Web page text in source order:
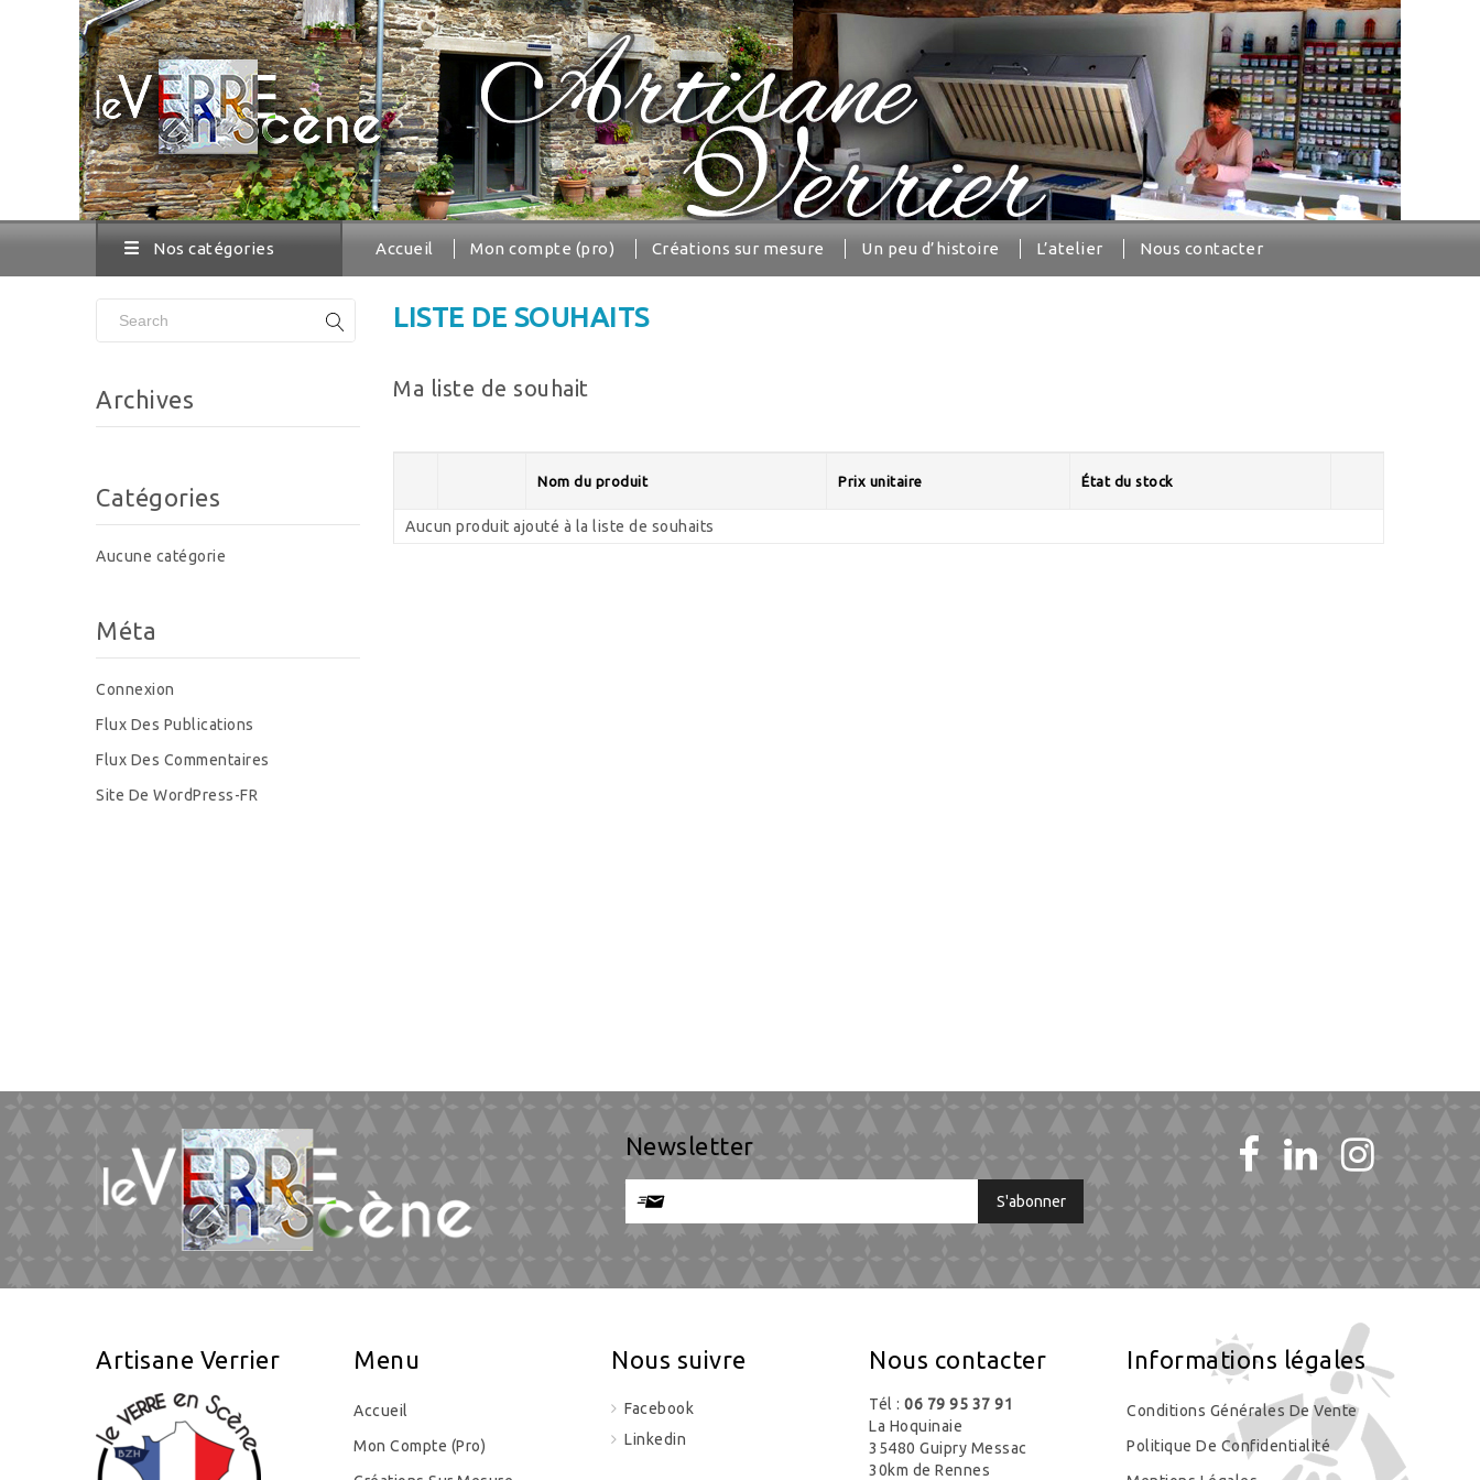
Nos catégories Accueil Mon compte (pro) Créations sur mesure Un peu d’histoire L’atelier Nous contacter
LISTE DE SOUHAITS
Ma liste de souhait
Nom du produit Prix unitaire État du stock
Aucun produit ajouté à la liste de souhaits
Archives
Catégories
Aucune catégorie
Méta
Connexion
Flux Des Publications
Flux Des Commentaires
Site De WordPress-FR
Newsletter
Artisane Verrier Menu
Accueil
Mon Compte (pro)
Nous suivre
Facebook
Linkedin
Nous contacter
Tél : 06 79 95 37 91
La Hoquinaie
35480 Guipry Messac
30km de Rennes
Informations légales
Conditions Générales De Vente
Politique De Confidentialité